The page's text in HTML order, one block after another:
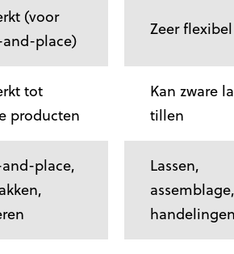
(voor
place)
Zeer flexibel
tot
producten
Kan zware
tillen
place,
Lassen,
handelingen